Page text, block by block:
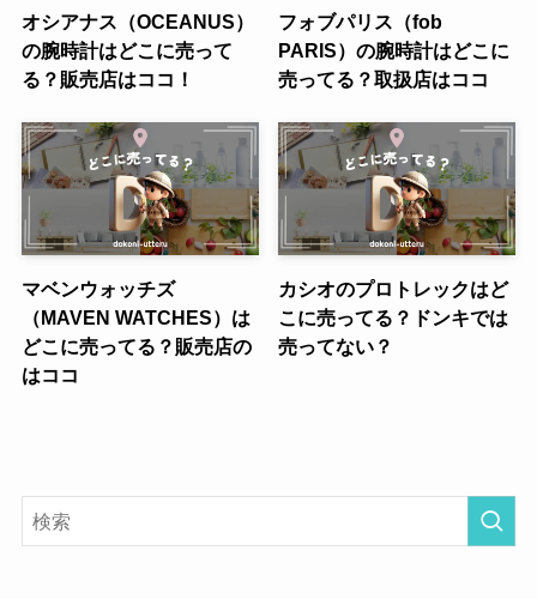
オシアナス（OCEANUS）
の腕時計はどこに売って
る？販売店はココ！
フォブパリス（fob
PARIS）の腕時計はどこに
売ってる？取扱店はココ
マベンウォッチズ
（MAVEN WATCHES）は
どこに売ってる？販売店の
はココ
カシオのプロトレックはど
こに売ってる？ドンキでは
売ってない？